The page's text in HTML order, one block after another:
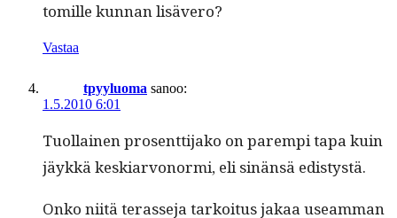
tomille kun­nan lisävero?
Vastaa
tpyyluoma sanoo:
1.5.2010 6:01
Tuol­lainen pros­ent­ti­jako on parem­pi tapa kuin
jäykkä keskiar­vonor­mi, eli sinän­sä edistystä.
Onko niitä terasse­ja tarkoi­tus jakaa use­am­man